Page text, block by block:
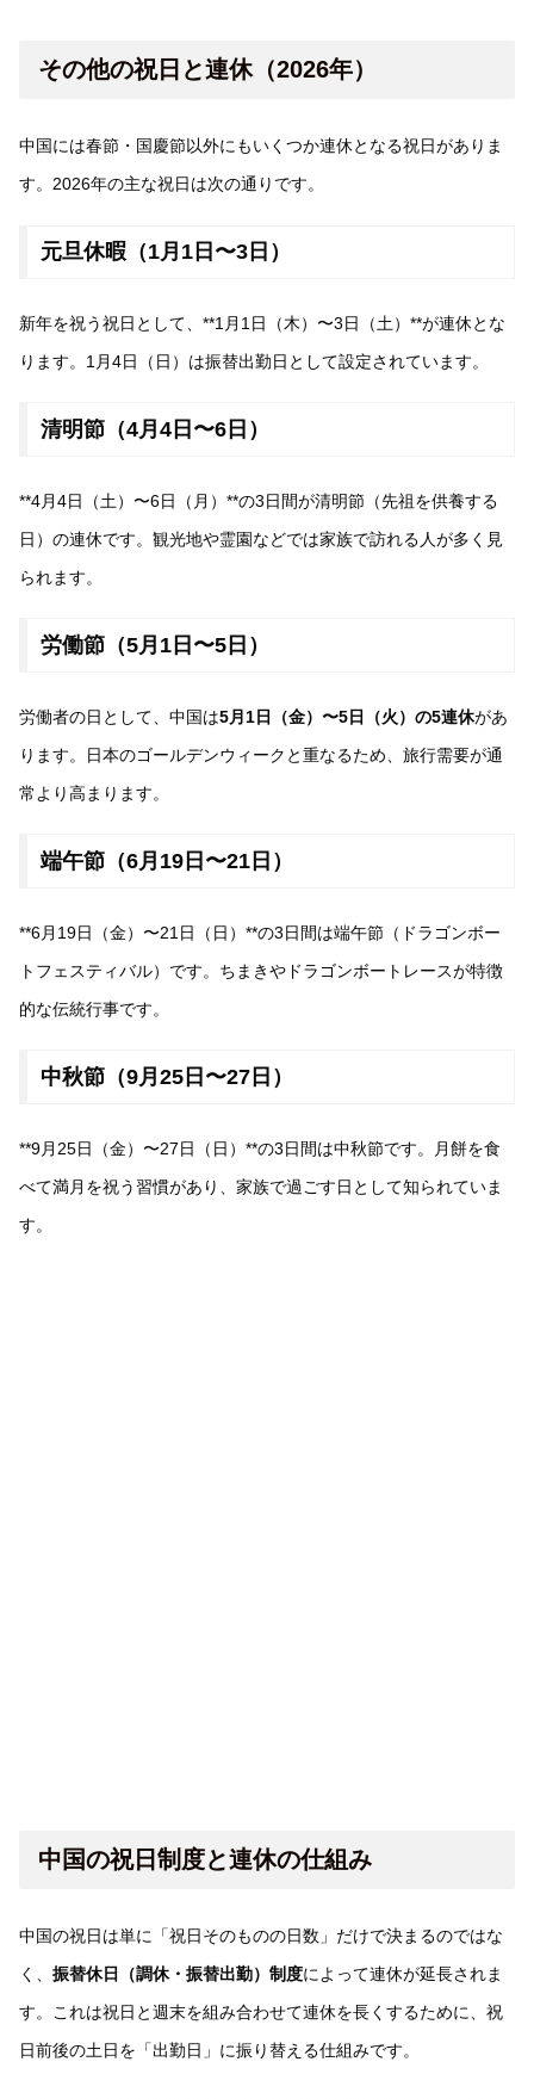
その他の祝日と連休（2026年）
中国には春節・国慶節以外にもいくつか連休となる祝日がありま
す。2026年の主な祝日は次の通りです。
元旦休暇（1月1日〜3日）
新年を祝う祝日として、**1月1日（木）〜3日（土）**が連休とな
ります。1月4日（日）は振替出勤日として設定されています。
清明節（4月4日〜6日）
**4月4日（土）〜6日（月）**の3日間が清明節（先祖を供養する
日）の連休です。観光地や霊園などでは家族で訪れる人が多く見
られます。
労働節（5月1日〜5日）
労働者の日として、中国は5月1日（金）〜5日（火）の5連休があ
ります。日本のゴールデンウィークと重なるため、旅行需要が通
常より高まります。
端午節（6月19日〜21日）
**6月19日（金）〜21日（日）**の3日間は端午節（ドラゴンボー
トフェスティバル）です。ちまきやドラゴンボートレースが特徴
的な伝統行事です。
中秋節（9月25日〜27日）
**9月25日（金）〜27日（日）**の3日間は中秋節です。月餅を食
べて満月を祝う習慣があり、家族で過ごす日として知られていま
す。
中国の祝日制度と連休の仕組み
中国の祝日は単に「祝日そのものの日数」だけで決まるのではな
く、 振替休日（調休・振替出勤）制度によって連休が延長されま
す。これは祝日と週末を組み合わせて連休を長くするために、祝
日前後の土日を「出勤日」に振り替える仕組みです。